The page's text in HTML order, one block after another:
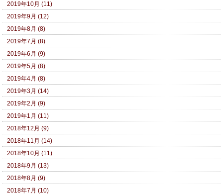
2019年10月 (11)
2019年9月 (12)
2019年8月 (8)
2019年7月 (8)
2019年6月 (9)
2019年5月 (8)
2019年4月 (8)
2019年3月 (14)
2019年2月 (9)
2019年1月 (11)
2018年12月 (9)
2018年11月 (14)
2018年10月 (11)
2018年9月 (13)
2018年8月 (9)
2018年7月 (10)